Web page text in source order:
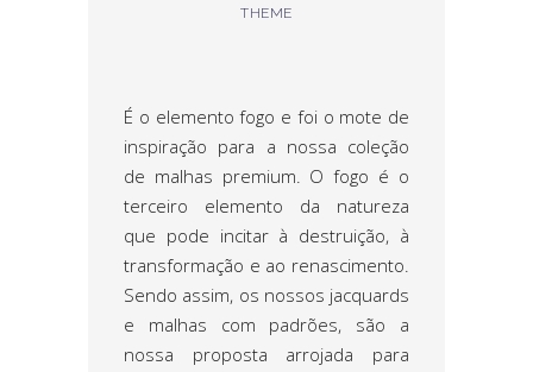
THEME
É o elemento fogo e foi o mote de
inspiração para a nossa coleção
de malhas premium. O fogo é o
terceiro elemento da natureza
que pode incitar à destruição, à
transformação e ao renascimento.
Sendo assim, os nossos jacquards
e malhas com padrões, são a
nossa proposta arrojada para